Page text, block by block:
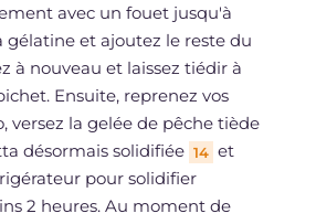
avec un fouet jusqu'à
gélatine et ajoutez le reste du
à nouveau et laissez tiédir à
Ensuite, reprenez vos
versez la gelée de pêche tiède
désormais solidifiée 14 et
pour solidifier
2 heures. Au moment de